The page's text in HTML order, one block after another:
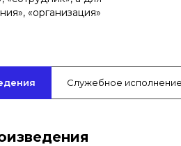
«организация»
Служебное